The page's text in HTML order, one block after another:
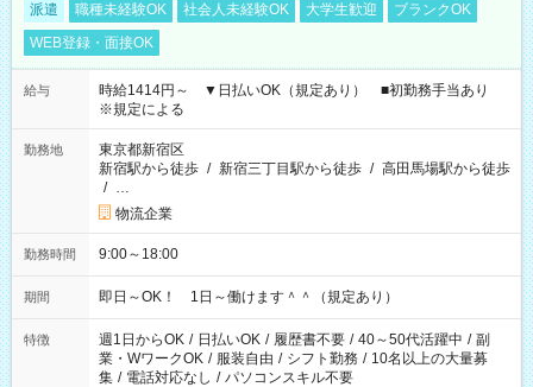
派遣 職種未経験OK 社会人未経験OK 大学生歓迎
ブランクOK
WEB登録・面接OK
給与
時給1414円～ ▼日払いOK（規定あり） ■初勤務手当あり
※規定による
勤務地
東京都新宿区
新宿駅から徒歩 / 新宿三丁目駅から徒歩 / 高田馬場駅から徒歩
/ …
物流企業
勤務時間 9:00～18:00
期間 即日～OK！ 1日～働けます＾＾（規定あり）
特徴 週1日からOK / 日払いOK / 履歴書不要 / 40～50代活躍中 / 副
業・WワークOK / 服装自由 / シフト勤務 / 10名以上の大量募
集 / 電話対応なし / パソコンスキル不要